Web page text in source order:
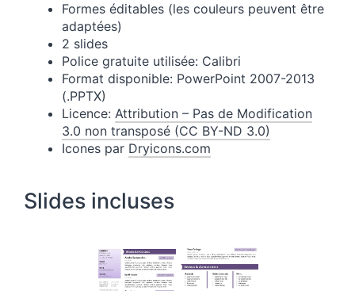
Formes éditables (les couleurs peuvent être
adaptées)
2 slides
Police gratuite utilisée: Calibri
Format disponible: PowerPoint 2007-2013
(.PPTX)
Licence: Attribution – Pas de Modification
3.0 non transposé (CC BY-ND 3.0)
Icones par Dryicons.com
Slides incluses